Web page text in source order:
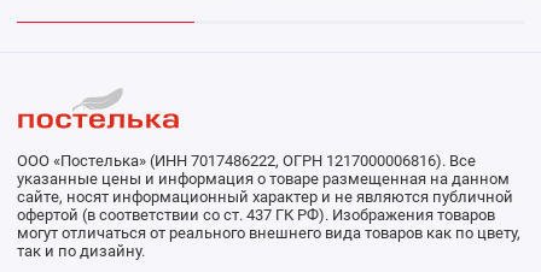
ООО «Постелька» (ИНН 7017486222, ОГРН 1217000006816). Все
указанные цены и информация о товаре размещенная на данном
сайте, носят информационный характер и не являются публичной
офертой (в соответствии со ст. 437 ГК РФ). Изображения товаров
могут отличаться от реального внешнего вида товаров как по цвету,
так и по дизайну.